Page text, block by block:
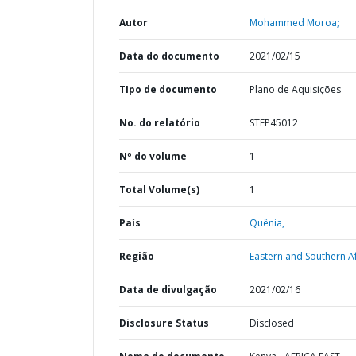
Autor Mohammed Moroa;
Data do documento 2021/02/15
TIpo de documento Plano de Aquisições
No. do relatório STEP45012
Nº do volume 1
Total Volume(s) 1
País Quênia,
Região Eastern and Southern
Data de divulgação 2021/02/16
Disclosure Status Disclosed